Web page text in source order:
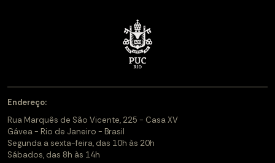
Endereço:
Rua Marquês de São Vicente, 225 - Casa XV
Gávea - Rio de Janeiro - Brasil
Segunda a sexta-feira, das 10h às 20h
Sábados, das 8h às 14h